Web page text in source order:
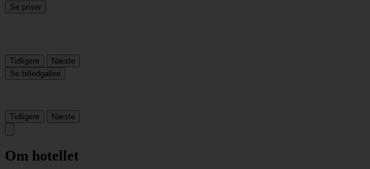
Se priser
Tidligere
Næste
Se billedgalleri
Tidligere Næste
Om hotellet